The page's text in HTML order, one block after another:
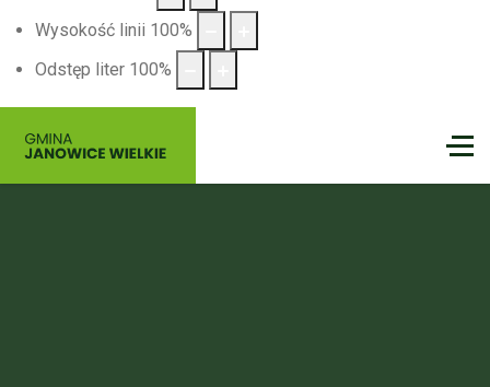
Wysokość linii 100%
Odstęp liter 100%